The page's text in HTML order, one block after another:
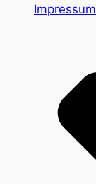
Impressum